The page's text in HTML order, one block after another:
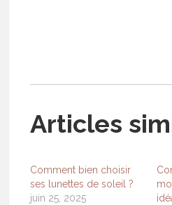
Articles
Comment bien choisir
ses lunettes de soleil ?
juin 25, 2025